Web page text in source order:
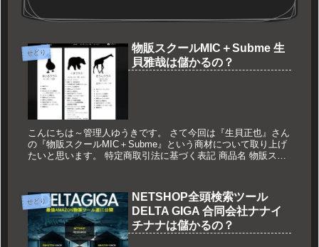
せどり
物販スクールMIC＋Subme 生
貝雅哉は儲かるの？
こんにちは～管理人ゆうきです。 さて今回は『生貝正也』さん
の『物販スクールMIC＋Subme』という商材について取り上げ
たいと思います。 特定商取引法に基づく表記 商品名 物販スク
せどり
NETSHOP全頭検索ツール
DELTA GIGA 合同会社ナナイ
チナナは儲かるの？